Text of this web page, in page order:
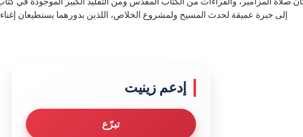
إلى خبرة عميقة لحدث المسيح ولمشروع الخلاص، اللذين بدورهما يستطيعان
إدعم زينيت
تبرّع